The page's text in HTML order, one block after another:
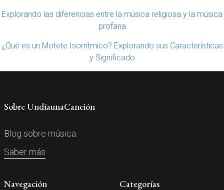
Explorando las diferencias entre la música religiosa y la música
profana
¿Qué es un Motete Isorrítmico? Explorando sus Características
y Significado
Sobre UndíaunaCanción
Blog sobre música.
Saber más
Navegación Categorías